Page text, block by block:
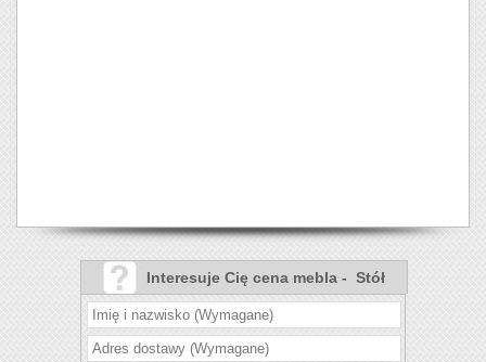
Interesuje Cię cena mebla - Stół
Bergen krzesła K246?